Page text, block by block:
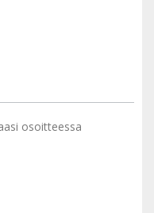
osoitteessa